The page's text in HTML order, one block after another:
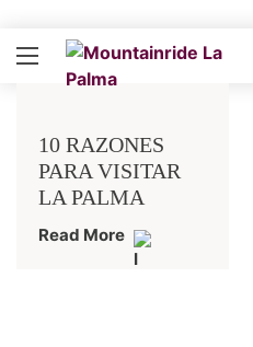
10 RAZONES
PARA VISITAR
LA PALMA
Read More